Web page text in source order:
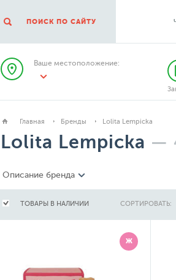
ПОИСК ПО САЙТУ
Ваше местоположение:
Главная Бренды Lolita Lempicka
Lolita Lempicka —
Описание бренда
ТОВАРЫ В НАЛИЧИИ СОРТИРОВАТЬ:
Ж